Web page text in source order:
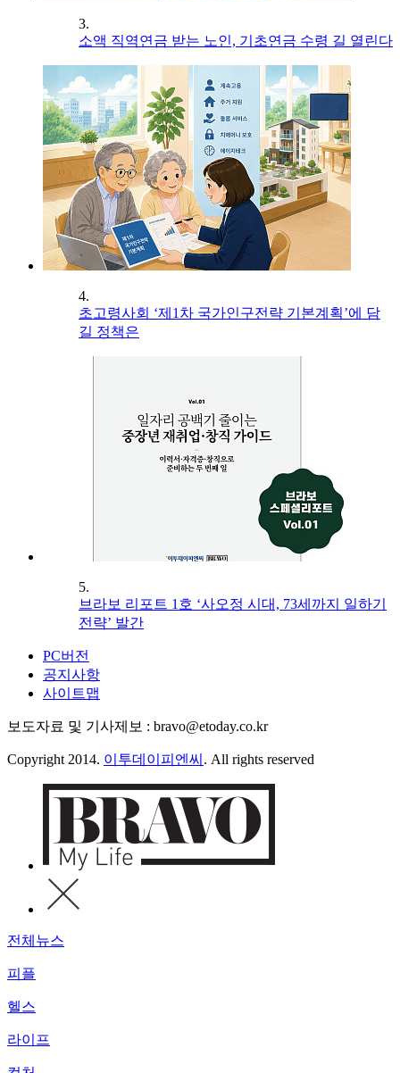
3.
소액 직역연금 받는 노인, 기초연금 수령 길 열린다
4.
초고령사회 ‘제1차 국가인구전략 기본계획’에 담
길 정책은
5.
브라보 리포트 1호 ‘사오정 시대, 73세까지 일하기
전략’ 발간
PC버전
공지사항
사이트맵
보도자료 및 기사제보 : bravo@etoday.co.kr
Copyright 2014. 이투데이피엔씨 . All rights reserved
전체뉴스
피플
헬스
라이프